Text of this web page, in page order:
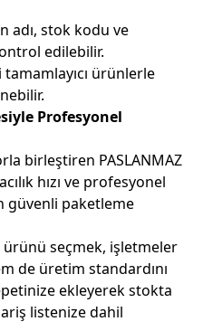
adı, stok kodu ve
edilebilir.
ürünlerle
Profesyonel
birleştiren PASLANMAZ
hızı ve profesyonel
güvenli paketleme
ürünü seçmek, işletmeler
de üretim standardını
ekleyerek stokta
listenize dahil